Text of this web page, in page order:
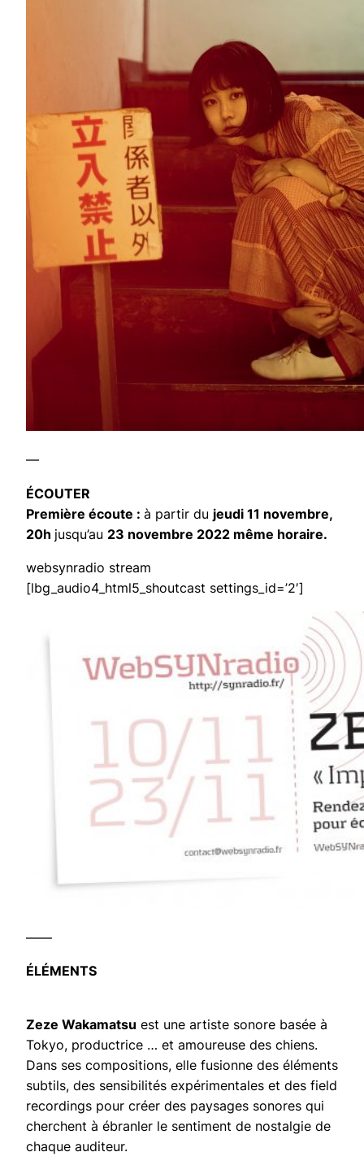
—
ÉCOUTER
Première écoute : à partir du jeudi 11 novembre,
20h jusqu’au 23 novembre 2022 même horaire.
websynradio stream
[lbg_audio4_html5_shoutcast settings_id=’2′]
——
ÉLÉMENTS
Zeze Wakamatsu est une artiste sonore basée à
Tokyo, productrice … et amoureuse des chiens.
Dans ses compositions, elle fusionne des éléments
subtils, des sensibilités expérimentales et des field
recordings pour créer des paysages sonores qui
cherchent à ébranler le sentiment de nostalgie de
chaque auditeur.